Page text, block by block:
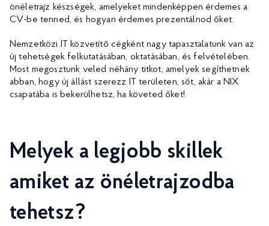
önéletrajz készségek, amelyeket mindenképpen érdemes a
CV-be tenned, és hogyan érdemes prezentálnod őket.
Nemzetközi IT közvetítő cégként nagy tapasztalatunk van az
új tehetségek felkutatásában, oktatásában, és felvételében.
Most megosztunk veled néhány titkot, amelyek segíthetnek
abban, hogy új állást szerezz IT területen, sőt, akár a NIX
csapatába is bekerülhetsz, ha követed őket!
Melyek a legjobb skillek
amiket az önéletrajzodba
tehetsz?